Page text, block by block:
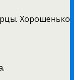
Хорошенько